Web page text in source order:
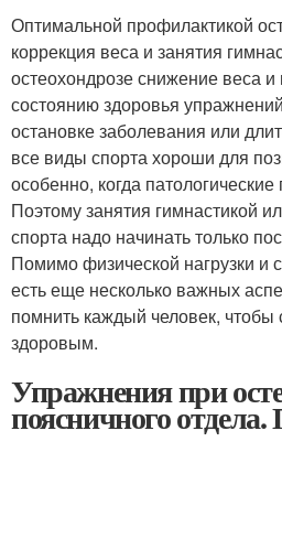
Оптимальной профилактикой
коррекция веса и занятия
остеохондрозе снижение веса
состоянию здоровья
остановке заболевания или
все виды спорта хороши для
особенно, когда
Поэтому занятия гимнастикой
спорта надо начинать только
Помимо физической нагрузки и
есть еще несколько важных
помнить каждый человек, чтобы
здоровым.
Упражнения при
поясничного